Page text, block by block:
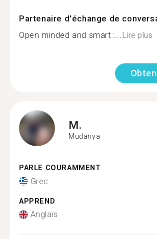
Partenaire d'échange de
Open minded and smart :...Lire plus
M.
Mudanya
PARLE COURAMMENT
Grec
APPREND
Anglais